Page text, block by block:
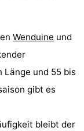
Wenduine und
Länge und 55 bis
gibt es
bleibt der